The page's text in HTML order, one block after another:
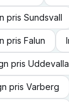
pris Sundsvall
pris Falun
pris Uddevalla
pris Varberg